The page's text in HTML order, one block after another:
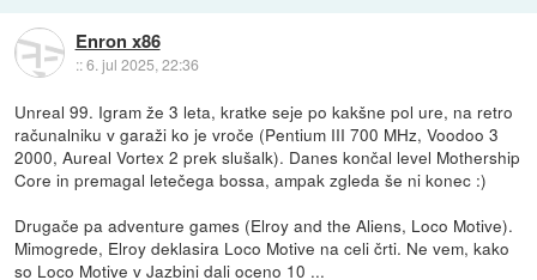
Enron x86
::6. jul 2025, 22:36
Unreal 99. Igram že 3 leta, kratke seje po kakšne pol ure, na retro
računalniku v garaži ko je vroče (Pentium III 700 MHz, Voodoo 3
2000, Aureal Vortex 2 prek slušalk). Danes končal level Mothership
Core in premagal letečega bossa, ampak zgleda še ni konec :)
Drugače pa adventure games (Elroy and the Aliens, Loco Motive).
Mimogrede, Elroy deklasira Loco Motive na celi črti. Ne vem, kako
so Loco Motive v Jazbini dali oceno 10 ...